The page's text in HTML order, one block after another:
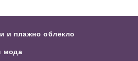
и плажно облекло
мода